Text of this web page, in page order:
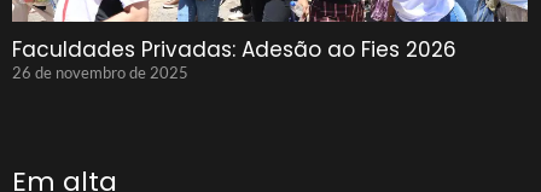
Faculdades Privadas: Adesão ao Fies 2026
26 de novembro de 2025
Em alta